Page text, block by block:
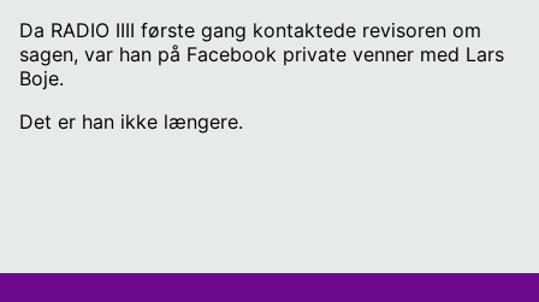
Da RADIO IIII første gang kontaktede revisoren om
sagen, var han på Facebook private venner med Lars
Boje.
Det er han ikke længere.